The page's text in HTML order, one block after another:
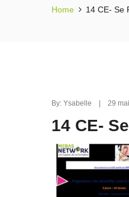
Home 14 CE- Se
By: Ysabelle | 29
14 CE-